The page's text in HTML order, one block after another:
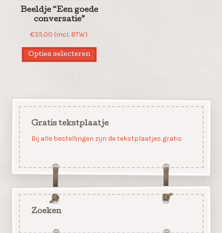
Beeldje “Een goede
conversatie”
€35.00 (incl. BTW)
Opties selecteren
Gratis tekstplaatje
Bij alle bestellingen zijn de tekstplaatjes gratis
Zoeken